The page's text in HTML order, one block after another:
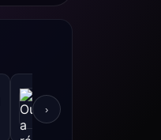
101.3 FM
›